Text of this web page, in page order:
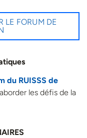
LE FORUM DE
du RUISSS de
les défis de la